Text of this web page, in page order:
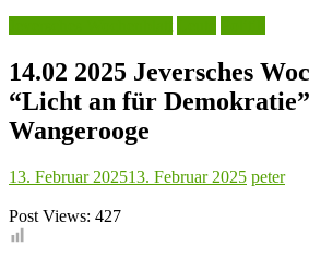
14.02 2025 Jeversches
“Licht an für
Wangerooge
13. Februar 202513. Februar 2025 peter
Post Views: 427